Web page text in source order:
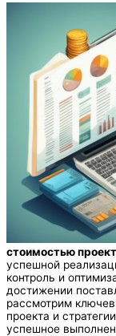
стоимостью
успешной
контроль и
достижении
рассмотрим
проекта и
успешное